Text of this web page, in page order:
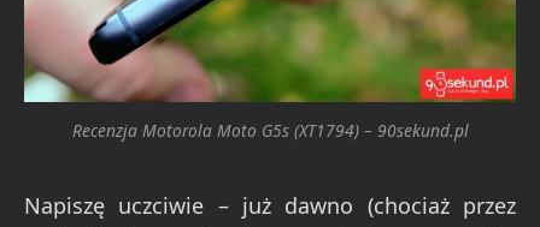
Recenzja Motorola Moto G5s (XT1794) – 90sekund.pl
Napiszę uczciwie – już dawno (chociaż przez